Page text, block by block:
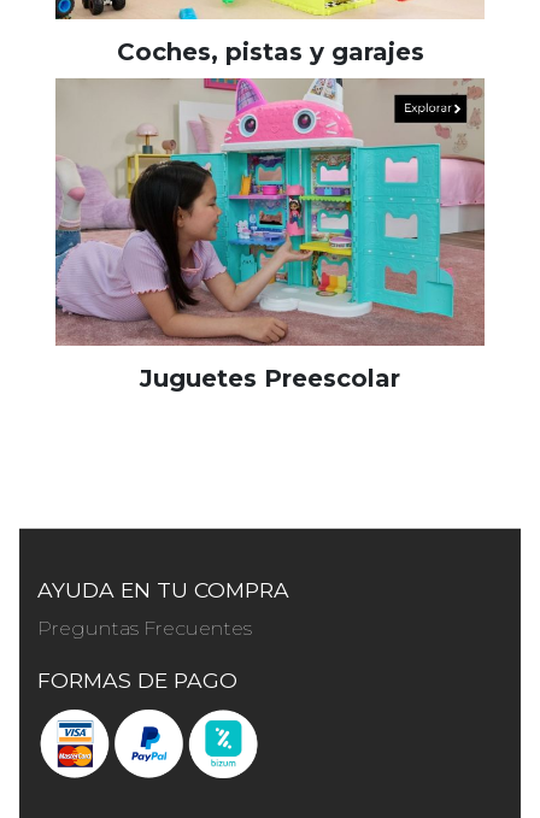
Coches, pistas y garajes
Juguetes Preescolar
AYUDA EN TU COMPRA
Preguntas Frecuentes
FORMAS DE PAGO